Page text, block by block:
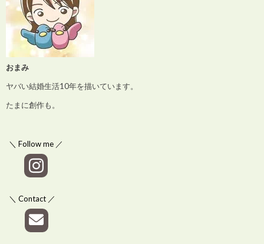
おまみ
ヤバい結婚生活10年を描いています。
たまに創作も。
＼ Follow me ／
＼ Contact ／